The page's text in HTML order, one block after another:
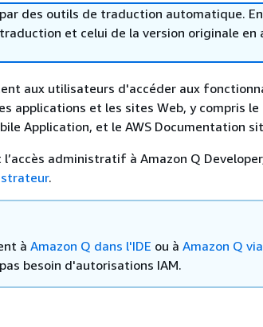
des outils de traduction automatique.
et celui de la version originale en
aux utilisateurs d'accéder aux
applications et les sites Web, y compris le
Application, et le AWS Documentation
administratif à Amazon Q
.
à Amazon Q dans l'IDE ou à Amazon Q
besoin d'autorisations IAM.